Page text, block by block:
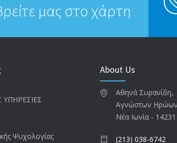
μας στο χάρτη
ΥΠΗΡΕΣΙΕΣ
Ψυχολογίας
About Us
Αθηνά Συρανίδη,
Αγνώστων
Νέα Ιωνία - 14231
(213) 038-6742